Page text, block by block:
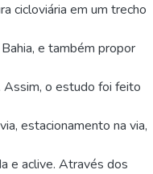
cicloviária em um trecho
e também propor
Assim, o estudo foi feito
estacionamento na via,
e aclive. Através dos